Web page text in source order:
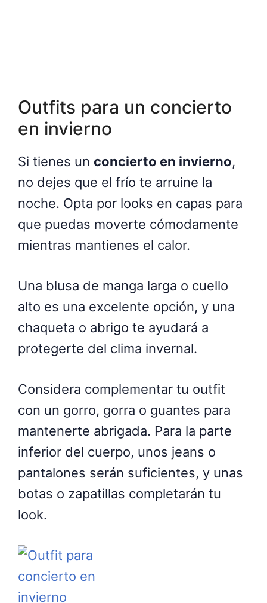
Outfits para un concierto
en invierno
Si tienes un concierto en invierno,
no dejes que el frío te arruine la
noche. Opta por looks en capas para
que puedas moverte cómodamente
mientras mantienes el calor.
Una blusa de manga larga o cuello
alto es una excelente opción, y una
chaqueta o abrigo te ayudará a
protegerte del clima invernal.
Considera complementar tu outfit
con un gorro, gorra o guantes para
mantenerte abrigada. Para la parte
inferior del cuerpo, unos jeans o
pantalones serán suficientes, y unas
botas o zapatillas completarán tu
look.